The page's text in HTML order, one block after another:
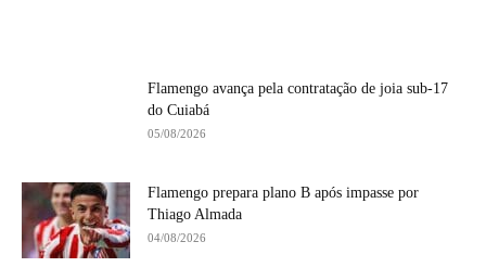
Flamengo avança pela contratação de joia sub-17
do Cuiabá
05/08/2026
Flamengo prepara plano B após impasse por
Thiago Almada
04/08/2026